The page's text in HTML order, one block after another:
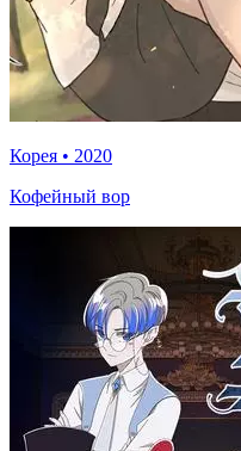
Корея • 2020
Кофейный вор